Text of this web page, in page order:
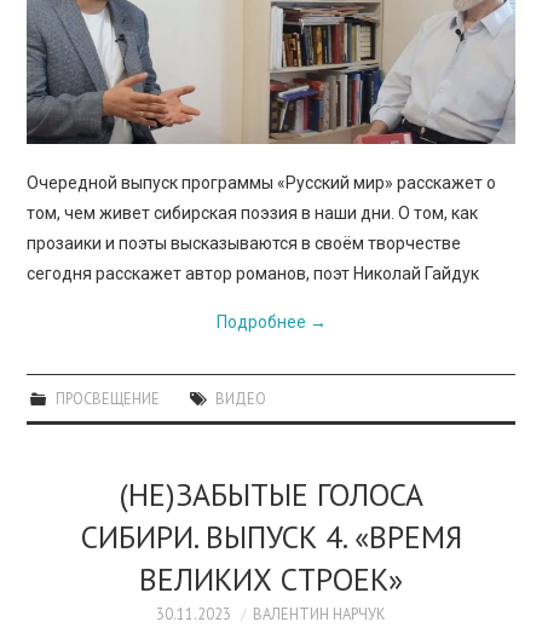
Очередной выпуск программы «Русский мир» расскажет о
том, чем живет сибирская поэзия в наши дни. О том, как
прозаики и поэты высказываются в своём творчестве
сегодня расскажет автор романов, поэт Николай Гайдук
Подробнее →
ПРОСВЕЩЕНИЕ ВИДЕО
(НЕ)ЗАБЫТЫЕ ГОЛОСА
СИБИРИ. ВЫПУСК 4. «ВРЕМЯ
ВЕЛИКИХ СТРОЕК»
30.11.2023 ВАЛЕНТИН НАРЧУК